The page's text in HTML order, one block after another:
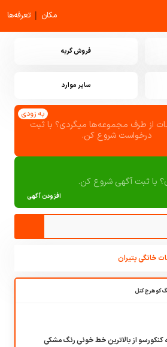
مکان | تعرفه‌ها
فروش گربه
سایر موارد
از طرف مجموعه‌ها میگردی؟ با ثبت
درخواست شروع کن.
به زودی
افزودن آگهی
با ثبت آگهی شروع کن.
خانگی پتیران
کوهرج کنل
کنکورسو از بالاترین خط خونی رنگ مشکی